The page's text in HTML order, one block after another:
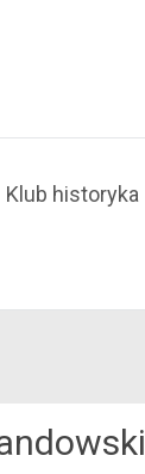
Klub historyka